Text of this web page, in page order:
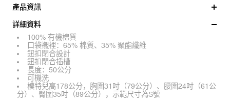
產品資訊
詳細資料
100% 有機棉質
口袋襯裡：65% 棉質、35% 聚酯纖維
鈕扣閉合設計
鈕扣閉合插槽
長度：50公分
可機洗
模特兒高178公分，胸圍31吋（79公分）、腰圍24吋（61公
分）、臀圍35吋（89公分），示範尺寸為S號